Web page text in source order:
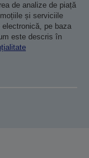
de analize de piață
și serviciile
pe baza
este descris în